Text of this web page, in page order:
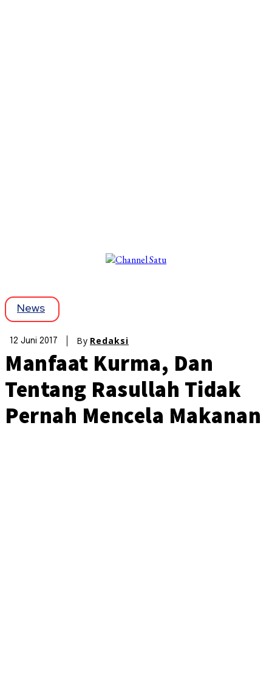
News
12 Juni 2017 By Redaksi
Manfaat Kurma, Dan
Tentang Rasullah Tidak
Pernah Mencela Makanan